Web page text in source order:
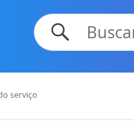
serviço